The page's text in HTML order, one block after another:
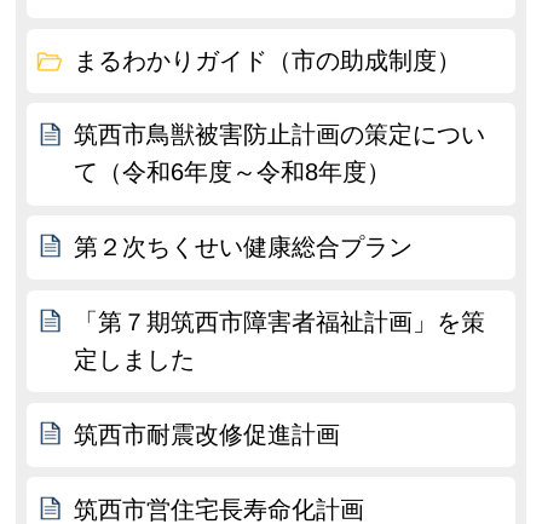
まるわかりガイド（市の助成制度）
筑西市鳥獣被害防止計画の策定につい
て（令和6年度～令和8年度）
第２次ちくせい健康総合プラン
「第７期筑西市障害者福祉計画」を策
定しました
筑西市耐震改修促進計画
筑西市営住宅長寿命化計画